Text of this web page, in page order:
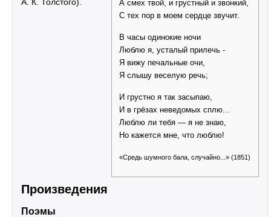
А смех твой, и грустный и звонкий,
С тех пор в моем сердце звучит.
В часы одинокие ночи
Люблю я, усталый прилечь -
Я вижу печальные очи,
Я слышу веселую речь;
И грустно я так засыпаю,
И в грёзах неведомых сплю...
Люблю ли тебя — я не знаю,
Но кажется мне, что люблю!
«Средь шумного бала, случайно...» (1851)
Произведения
Поэмы